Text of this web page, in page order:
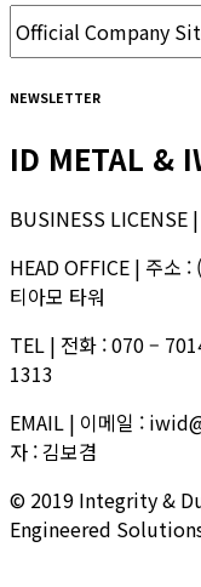
NEWSLETTER
ID METAL &
BUSINESS LICENSE
HEAD OFFICE | 주소
티아모 타워
TEL | 전화 : 070 –
1313
EMAIL | 이메일 :
자 : 김보겸
© 2019 Integrity &
Engineered